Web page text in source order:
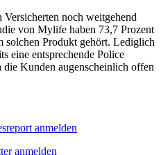
noch weitgehend
von Mylife haben 73,7 Prozent
solchen Produkt gehört. Lediglich
eine entsprechende Police
die Kunden augenscheinlich offen